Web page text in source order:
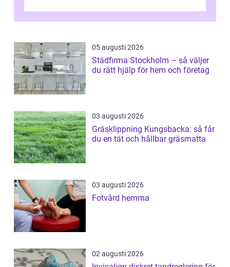
05 augusti 2026
Städfirma Stockholm – så väljer
du rätt hjälp för hem och företag
03 augusti 2026
Gräsklippning Kungsbacka: så får
du en tät och hållbar gräsmatta
03 augusti 2026
Fotvård hemma
02 augusti 2026